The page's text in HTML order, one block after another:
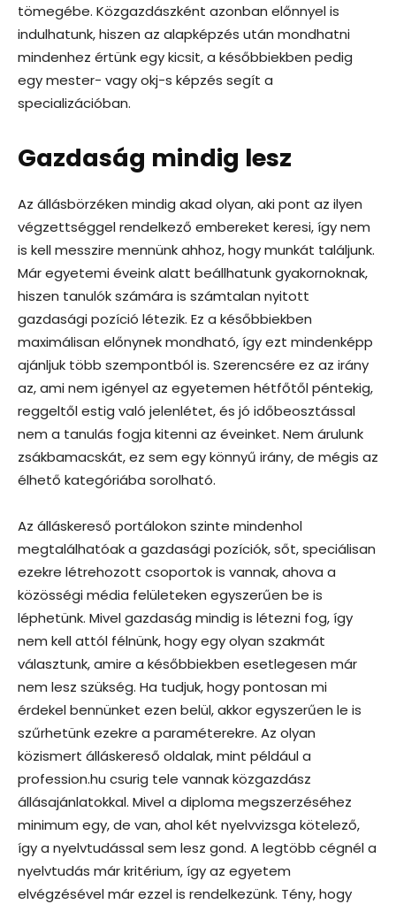
tömegébe. Közgazdászként azonban előnnyel is
indulhatunk, hiszen az alapképzés után mondhatni
mindenhez értünk egy kicsit, a későbbiekben pedig
egy mester- vagy okj-s képzés segít a
specializációban.
Gazdaság mindig lesz
Az állásbörzéken mindig akad olyan, aki pont az ilyen
végzettséggel rendelkező embereket keresi, így nem
is kell messzire mennünk ahhoz, hogy munkát találjunk.
Már egyetemi éveink alatt beállhatunk gyakornoknak,
hiszen tanulók számára is számtalan nyitott
gazdasági pozíció létezik. Ez a későbbiekben
maximálisan előnynek mondható, így ezt mindenképp
ajánljuk több szempontból is. Szerencsére ez az irány
az, ami nem igényel az egyetemen hétfőtől péntekig,
reggeltől estig való jelenlétet, és jó időbeosztással
nem a tanulás fogja kitenni az éveinket. Nem árulunk
zsákbamacskát, ez sem egy könnyű irány, de mégis az
élhető kategóriába sorolható.
Az álláskereső portálokon szinte mindenhol
megtalálhatóak a gazdasági pozíciók, sőt, speciálisan
ezekre létrehozott csoportok is vannak, ahova a
közösségi média felületeken egyszerűen be is
léphetünk. Mivel gazdaság mindig is létezni fog, így
nem kell attól félnünk, hogy egy olyan szakmát
választunk, amire a későbbiekben esetlegesen már
nem lesz szükség. Ha tudjuk, hogy pontosan mi
érdekel bennünket ezen belül, akkor egyszerűen le is
szűrhetünk ezekre a paraméterekre. Az olyan
közismert álláskereső oldalak, mint például a
profession.hu csurig tele vannak közgazdász
állásajánlatokkal. Mivel a diploma megszerzéséhez
minimum egy, de van, ahol két nyelvvizsga kötelező,
így a nyelvtudással sem lesz gond. A legtöbb cégnél a
nyelvtudás már kritérium, így az egyetem
elvégzésével már ezzel is rendelkezünk. Tény, hogy